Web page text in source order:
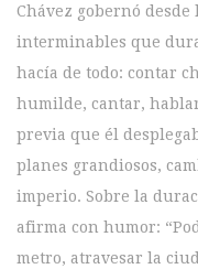
Chávez gobernó
interminables que
hacía de todo: contar
humilde, cantar,
previa que él
planes grandiosos,
imperio. Sobre la
afirma con humor:
metro, atravesar la